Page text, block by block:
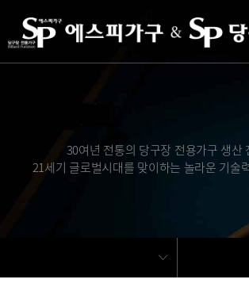
30여년 전통의 당구장 전용가구 생산
21세기 글로벌시대를 맞이하는 놀라운 기술